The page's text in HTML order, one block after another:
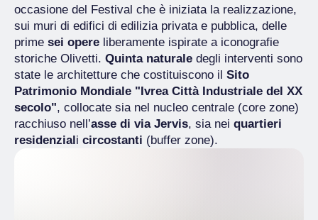
occasione del Festival che è iniziata la realizzazione,
sui muri di edifici di edilizia privata e pubblica, delle
prime sei opere liberamente ispirate a iconografie
storiche Olivetti. Quinta naturale degli interventi sono
state le architetture che costituiscono il Sito
Patrimonio Mondiale "Ivrea Città Industriale del XX
secolo", collocate sia nel nucleo centrale (core zone)
racchiuso nell’asse di via Jervis, sia nei quartieri
residenziali circostanti (buffer zone).